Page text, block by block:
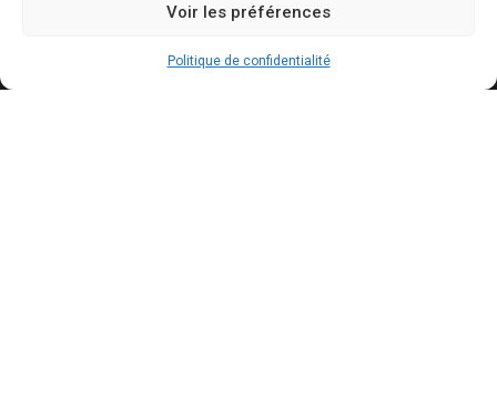
Voir les préférences
Politique de confidentialité
Politique de confidentialité
Politique de cookies